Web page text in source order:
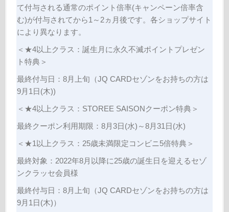
て付与される通常のポイント倍率(キャンペーン倍率含
む)が付与されてから1～2ヵ月後です。各ショップサイト
により異なります。
＜★4以上クラス：誕生月に永久不滅ポイントプレゼン
ト特典＞
最終付与日：8月上旬（JQ CARDセゾンをお持ちの方は
9月1日(木))
＜★4以上クラス：STOREE SAISONクーポン特典＞
最終クーポン利用期限：8月3日(水)～8月31日(水)
＜★1以上クラス：25歳未満限定コンビニ5倍特典＞
最終対象：2022年8月以降に25歳の誕生日を迎えるセゾ
ンクラッセ会員様
最終付与日：8月上旬（JQ CARDセゾンをお持ちの方は
9月1日(木)）